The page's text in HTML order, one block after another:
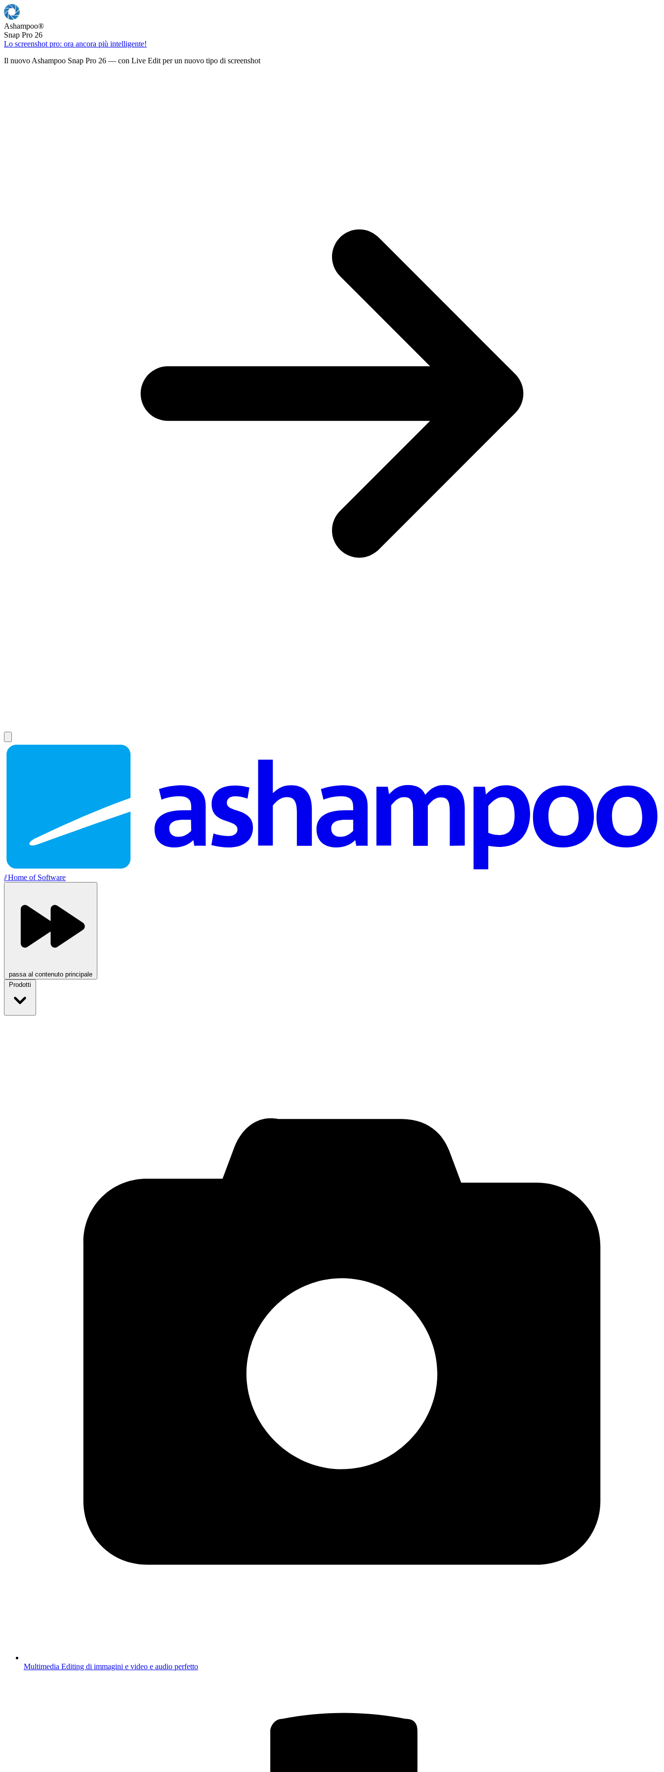
Ashampoo®
Snap Pro 26
Lo screenshot pro: ora ancora più intelligente!
Il nuovo Ashampoo Snap Pro 26 — con Live Edit per un nuovo tipo di screenshot
//Home of Software
passa al contenuto principale
Prodotti
Multimedia Editing di immagini e video e audio perfetto